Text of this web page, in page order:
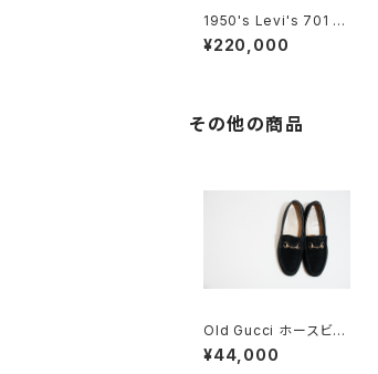
1950's Levi's 701 ビ
ッグE 24×30
¥220,000
その他の商品
Old Gucci ホースビッ
トローファー 37C BK
Suede
¥44,000